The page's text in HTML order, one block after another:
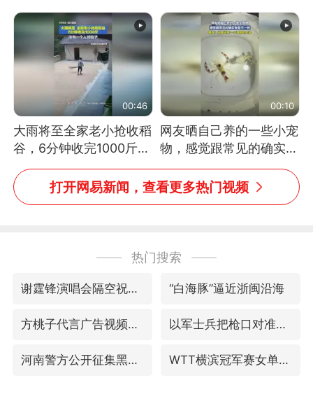
网友：果然言传不如身
教！
风口未延伸到外墙
00:46
大雨将至全家老小抢收稻
谷，6分钟收完1000斤，
没有一个人掉链子
00:10
网友晒自己养的一些小宠
物，感觉跟常见的确实有
些不一样
打开网易新闻，查看更多热门视频
热门搜索
谢霆锋演唱会隔空祝王菲生日快乐 “白海豚”逼近浙闽沿海
方桃子代言广告视频已下架 以军士兵把枪口对准中国记者
河南警方公开征集黑恶犯罪线索 WTT横滨冠军赛女单四强国乒占三席